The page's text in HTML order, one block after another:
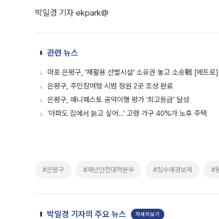
박일경 기자 ekpark@
관련 뉴스
마포‧은평구, ‘재활용 선별시설’ 소유권 놓고 소송戰 [메트로]
은평구, 주민참여형 시범 정원 2곳 조성 완료
은평구, 매니페스토 공약이행 평가 ‘최고등급’ 달성
‘아파도 집에서 늙고 싶어…’ 고령 가구 40%가 노후 주택
#은평구 #재난안전대책본부 #침수예경보제 #
박일경 기자의 주요 뉴스 자세히보기